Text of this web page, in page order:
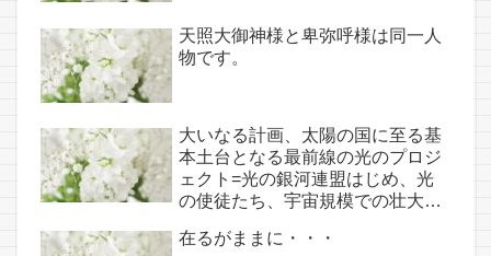
天照大御神様と卑弥呼様は同一人
物です。
大いなる計画、太陽の国に至る基
本土台となる最前線の光のプロジ
ェクト=光の銀河連盟はじめ、光
の使徒たち、宇宙規模での壮大な
(6/26・28追記あり）
在るがままに・・・